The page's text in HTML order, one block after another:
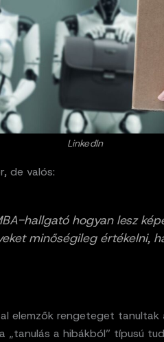
LinkedIn
de valós:
hallgató hogyan lesz
minőségileg értékelni,
elemzők rengeteget tanultak
„tanulás a hibákból” típusú